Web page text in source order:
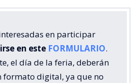
en participar
en este FORMULARIO.
el día de la feria, deberán
formato digital, ya que no